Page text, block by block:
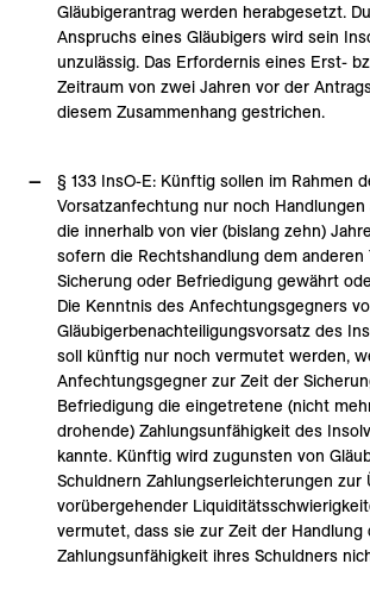
Gläubigerantrag werden herabgesetzt.
Anspruchs eines Gläubigers wird sein
unzulässig. Das Erfordernis eines Erst-
Zeitraum von zwei Jahren vor der
diesem Zusammenhang gestrichen.
§ 133 InsO-E: Künftig sollen im Rahmen
Vorsatzanfechtung nur noch
die innerhalb von vier (bislang zehn)
sofern die Rechtshandlung dem anderen
Sicherung oder Befriedigung gewährt
Die Kenntnis des Anfechtungsgegners
Gläubigerbenachteiligungsvorsatz des
soll künftig nur noch vermutet werden,
Anfechtungsgegner zur Zeit der
Befriedigung die eingetretene (nicht
drohende) Zahlungsunfähigkeit des
kannte. Künftig wird zugunsten von
Schuldnern Zahlungserleichterungen zur
vorübergehender
vermutet, dass sie zur Zeit der Handlung
Zahlungsunfähigkeit ihres Schuldners